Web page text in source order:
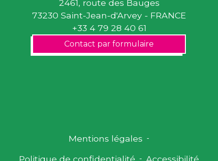
2461, route des Bauges
73230 Saint-Jean-d'Arvey - FRANCE
+33 4 79 28 40 61
Contact par formulaire
Mentions légales -
Politique de confidentialité - Accessibilité